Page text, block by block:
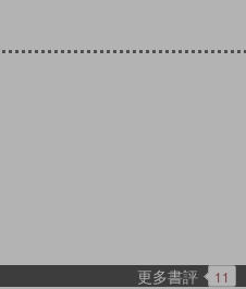
更多書評 11